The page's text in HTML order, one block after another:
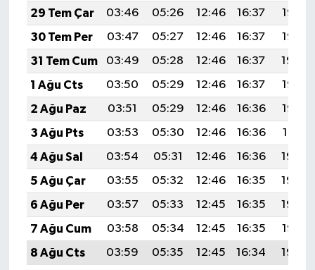
29 Tem Çar
03:46 05:26 12:46 16:37
19:56
30 Tem Per
03:47 05:27 12:46 16:37
19:55
31 Tem Cum
03:49 05:28 12:46 16:37
19:54
1 Ağu Cts
03:50 05:29 12:46 16:37
19:53
2 Ağu Paz
03:51 05:29 12:46 16:36
19:52
3 Ağu Pts
03:53 05:30 12:46 16:36
19:51
4 Ağu Sal
03:54 05:31 12:46 16:36
19:50
5 Ağu Çar
03:55 05:32 12:46 16:35
19:49
6 Ağu Per
03:57 05:33 12:45 16:35
19:48
7 Ağu Cum
03:58 05:34 12:45 16:35
19:47
8 Ağu Cts
03:59 05:35 12:45 16:34
19:46